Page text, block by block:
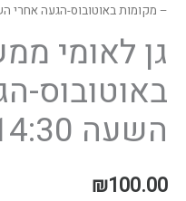
– מקומות באוטובוס-הגעה אחרי השעה
גן לאומי
באוטובוס-
השעה 14:30
₪100.00